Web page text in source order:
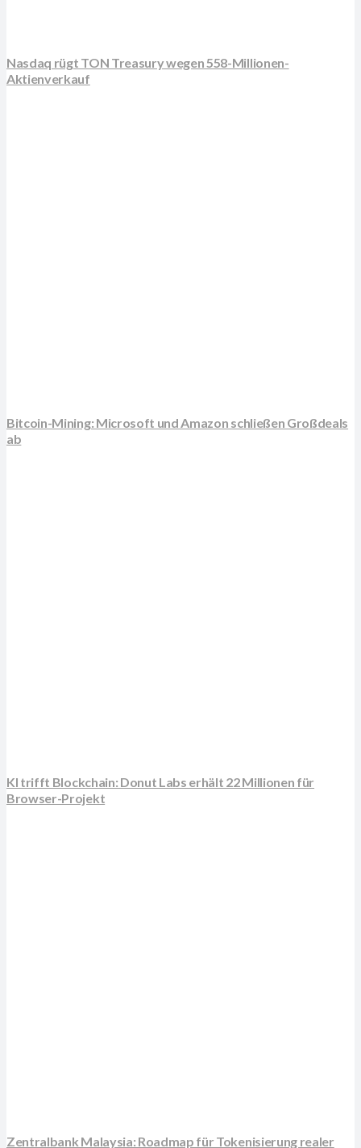
Nasdaq rügt TON Treasury wegen 558-Millionen-
Aktienverkauf
Bitcoin-Mining: Microsoft und Amazon schließen Großdeals
ab
KI trifft Blockchain: Donut Labs erhält 22 Millionen für
Browser-Projekt
Zentralbank Malaysia: Roadmap für Tokenisierung realer